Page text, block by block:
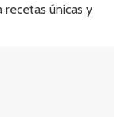
únicas y